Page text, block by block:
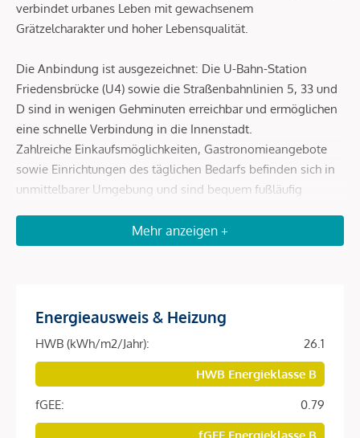
verbindet urbanes Leben mit gewachsenem
Grätzelcharakter und hoher Lebensqualität.
Die Anbindung ist ausgezeichnet: Die U-Bahn-Station
Friedensbrücke (U4) sowie die Straßenbahnlinien 5, 33 und
D sind in wenigen Gehminuten erreichbar und ermöglichen
eine schnelle Verbindung in die Innenstadt.
Zahlreiche Einkaufsmöglichkeiten, Gastronomieangebote
sowie Einrichtungen des täglichen Bedarfs befinden sich in
unmittelbarer Umgebung und sind bequem fußläufig
Erholungs- und Freizeitmöglichkeiten wie der Augarten
sowie kulturelle Einrichtungen runden die hervorragende
Beschreibung *
Diese hochwertig ausgestattete Wohnung befindet sich im
fertiggestellten NeubauprojektSOPHIEin begehrter Lage
des 9. Wiener Gemeindebezirks.
Mehr anzeigen +
Energieausweis & Heizung
HWB (kWh/m2/Jahr):
26.1
HWB Energieklasse B
fGEE:
0.79